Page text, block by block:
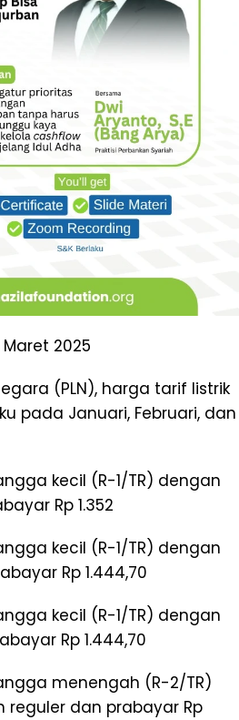
2025
(PLN), harga tarif listrik
pada Januari, Februari, dan
kecil (R-1/TR) dengan
Rp 1.352
kecil (R-1/TR) dengan
Rp 1.444,70
kecil (R-1/TR) dengan
Rp 1.444,70
menengah (R-2/TR)
reguler dan prabayar Rp